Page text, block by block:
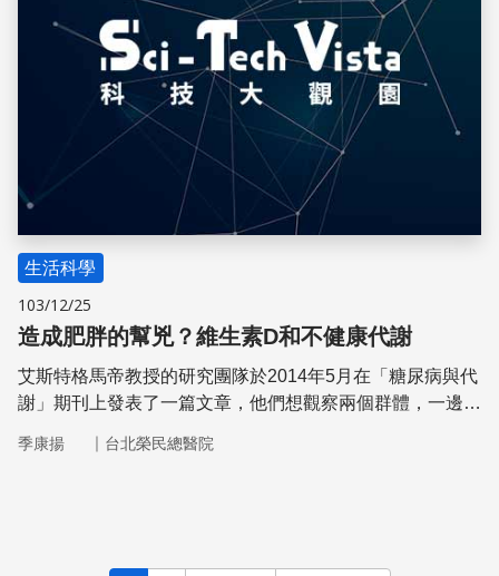
生活科學
103/12/25
造成肥胖的幫兇？維生素D和不健康代謝
艾斯特格馬帝教授的研究團隊於2014年5月在「糖尿病與代
謝」期刊上發表了一篇文章，他們想觀察兩個群體，一邊是
肥胖的受試者，試著去測量其體內維生素D的濃度，找出代
季康揚 ｜ 台北榮民總醫院